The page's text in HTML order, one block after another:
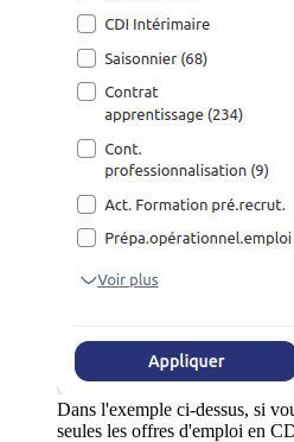
Dans l'exemple ci-dessus, si
seules les offres d'emploi en